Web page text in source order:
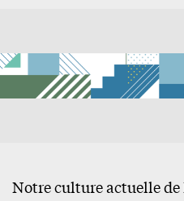
Notre culture actuelle